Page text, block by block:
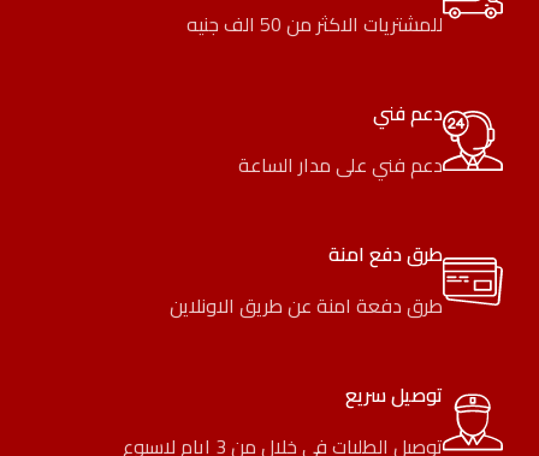
للمشتريات الاكثر من 50 الف جنيه
دعم فني
دعم فني على مدار الساعة
طرق دفع امنة
طرق دفعة امنة عن طريق الاونلاين
توصيل سريع
توصيل الطلبات في خلال من 3 ايام لاسبوع